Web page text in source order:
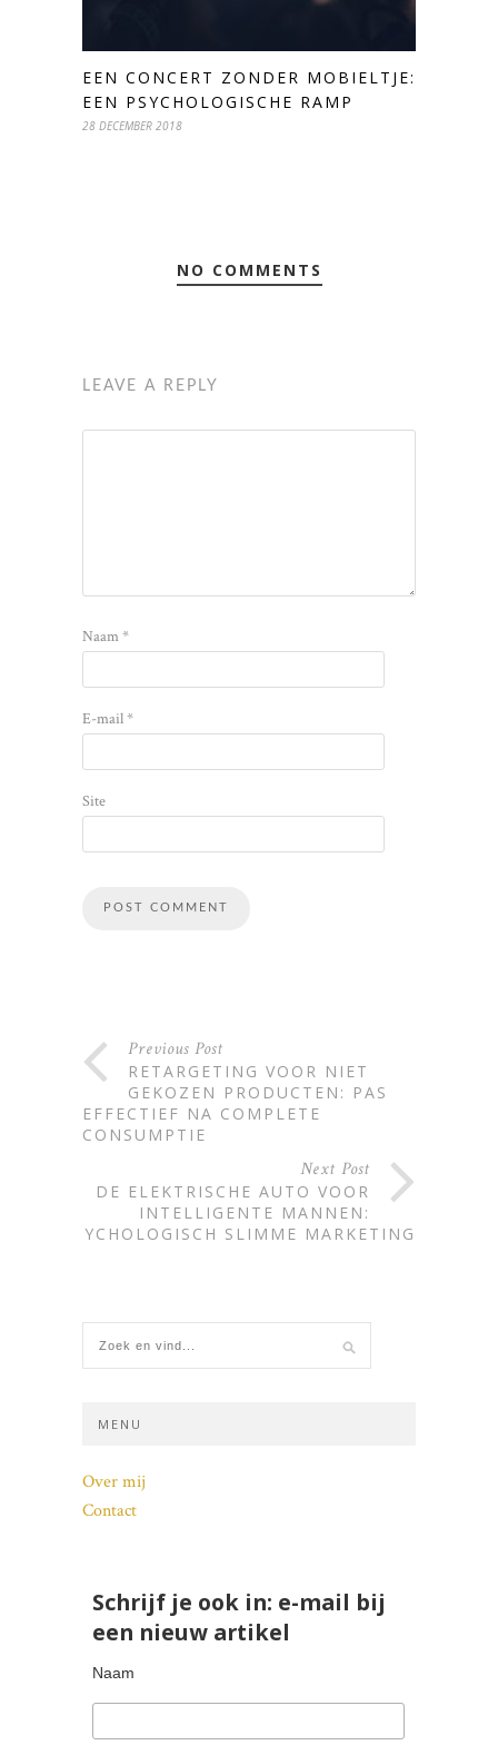
EEN CONCERT ZONDER MOBIELTJE:
EEN PSYCHOLOGISCHE RAMP
28 DECEMBER 2018
NO COMMENTS
LEAVE A REPLY
Naam*
E-mail*
Site
Previous Post
RETARGETING VOOR NIET
GEKOZEN PRODUCTEN: PAS
EFFECTIEF NA COMPLETE
CONSUMPTIE
Next Post
DE ELEKTRISCHE AUTO VOOR
INTELLIGENTE MANNEN:
PSYCHOLOGISCH SLIMME MARKETING
MENU
Over mij
Contact
Schrijf je ook in: e-mail bij
een nieuw artikel
Naam